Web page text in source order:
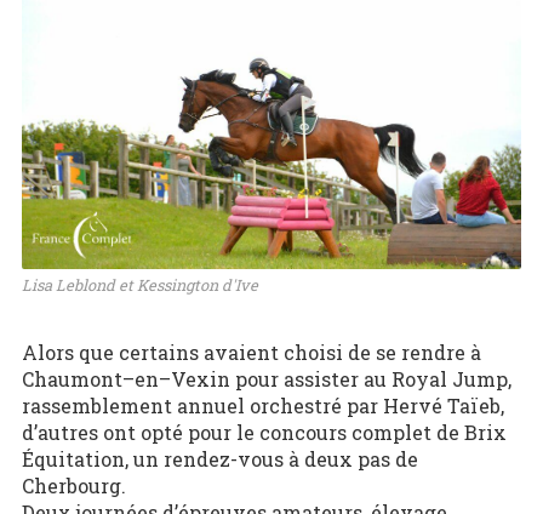
Lisa Leblond et Kessington d'Ive
Alors que certains avaient choisi de se rendre à
Chaumont–en–Vexin pour assister au Royal Jump,
rassemblement annuel orchestré par Hervé Taïeb,
d’autres ont opté pour le concours complet de Brix
Équitation,un rendez-vous à deux pas de
Cherbourg.